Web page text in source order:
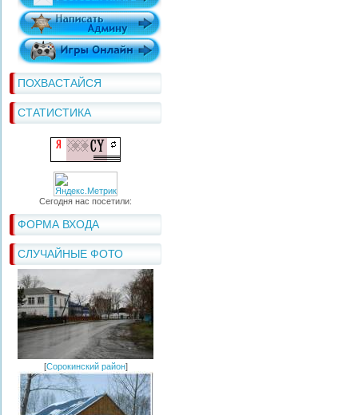
ПОХВАСТАЙСЯ
СТАТИСТИКА
Сегодня нас посетили:
ФОРМА ВХОДА
СЛУЧАЙНЫЕ ФОТО
[Сорокинский район]